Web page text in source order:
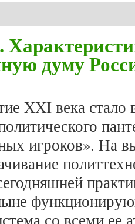
думу
XXI века
игроков». На